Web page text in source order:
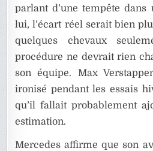
parlant d’une tempête dans
lui, l’écart réel serait bien
quelques chevaux
procédure ne devrait rien
son équipe. Max
ironisé pendant les essais
qu’il fallait probablement
estimation.
Mercedes affirme que son